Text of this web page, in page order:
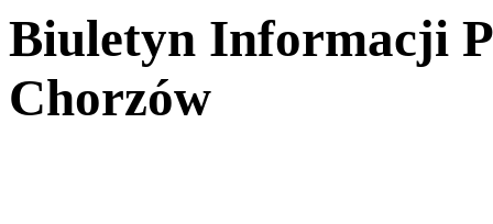
Biuletyn Informacji
Chorzów